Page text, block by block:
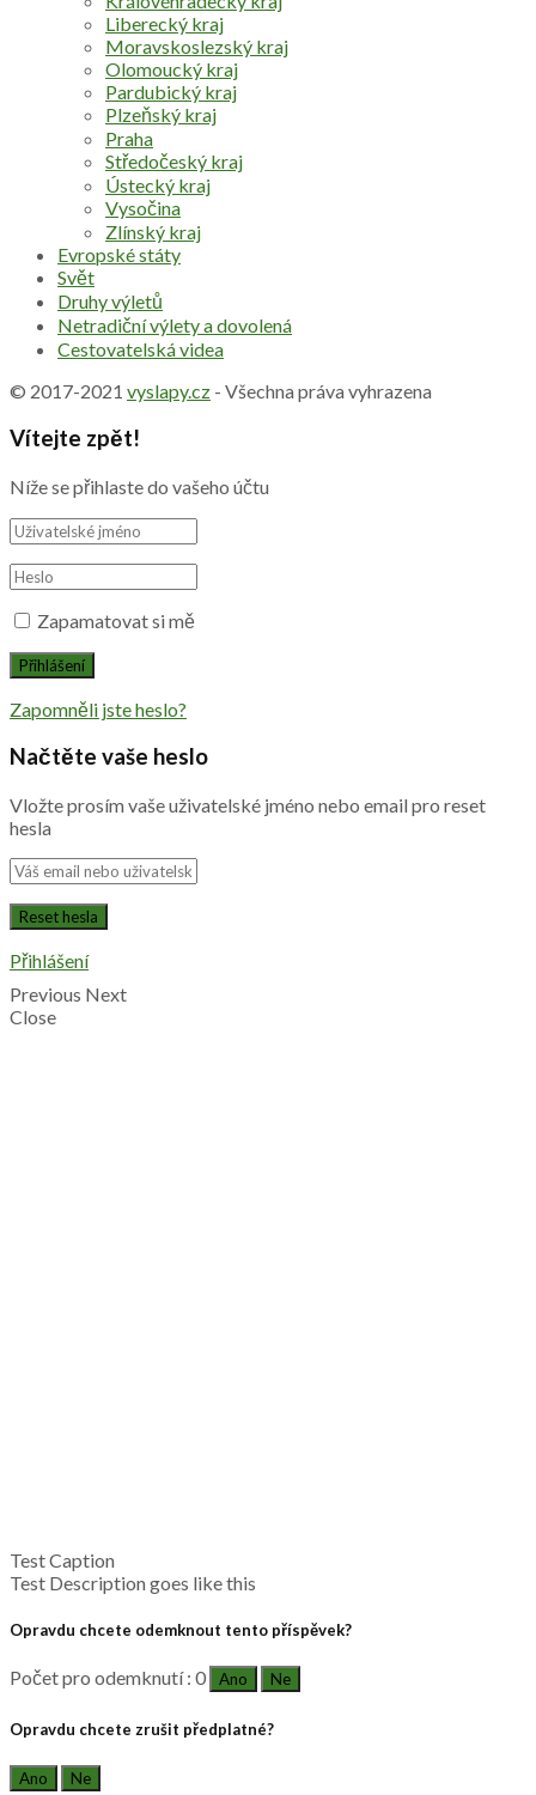
Liberecký kraj
Moravskoslezský kraj
Olomoucký kraj
Pardubický kraj
Plzeňský kraj
Praha
Středočeský kraj
Ústecký kraj
Vysočina
Zlínský kraj
Evropské státy
Svět
Druhy výletů
Netradiční výlety a dovolená
Cestovatelská videa
© 2017-2021 vyslapy.cz - Všechna práva vyhrazena
Vítejte zpět!
Níže se přihlaste do vašeho účtu
Zapamatovat si mě
Zapomněli jste heslo?
Načtěte vaše heslo
Vložte prosím vaše uživatelské jméno nebo email pro reset
hesla
Přihlášení
Previous Next
Close
Test Caption
Test Description goes like this
Opravdu chcete odemknout tento příspěvek?
Počet pro odemknutí : 0 Ano Ne
Opravdu chcete zrušit předplatné?
Ano Ne